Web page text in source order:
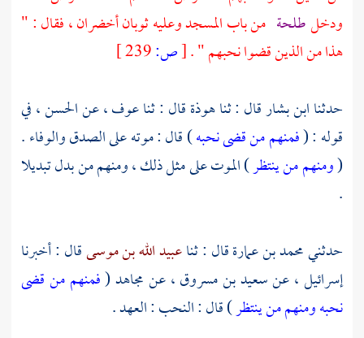
ودخلطلحة من باب المسجد وعليه ثوبان أخضران ، فقال : "
هذا من الذين قضوا نحبهم " .[ص:
حدثناابن بشارقال : ثناهوذةقال : ثناعوف ،عنالحسن ،في
قوله : (فمنهم من قضى نحبه) قال : موته على الصدق والوفاء .
(ومنهم من ينتظر) الموت على مثل ذلك ، ومنهم من بدل تبديلا
.
حدثنيمحمد بن عمارةقال : ثناعبيد الله بن موسىقال : أخبرنا
إسرائيل ،عنسعيد بن مسروق ،عنمجاهد(فمنهم من قضى
نحبه ومنهم من ينتظر) قال : النحب : العهد .